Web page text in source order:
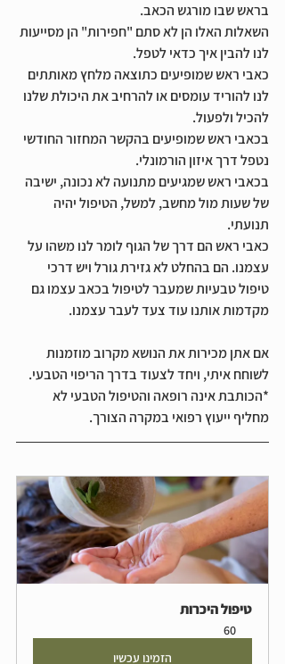
בראש שבו מורגש הכאב.
השאלות האלו הן לא סתם "חפירות" הן מסייעות
לנו להבין איך כדאי לטפל.
כאבי ראש שמופיעים כתוצאה מלחץ מאותתים
לנו להוריד עומסים או להרחיב את היכולת שלנו
להכיל ולפעול.
בכאבי ראש שמופיעים בהקשר המחזור החודשי
נטפל דרך איזון הורמונלי.
בכאבי ראש שמגיעים מתנועה לא נכונה, ישיבה
של שעות מול מחשב, למשל, הטיפול יהיה
תנועתי.
כאבי ראש הם דרך של הגוף לומר לנו משהו על
עצמנו. הם בהחלט לא גזירת גורל ויש דרכי
טיפול טבעיות שמעבר לטיפול בכאב עצמו גם
מקדמות אותנו עוד צעד לעבר עצמנו.
אם אתן מכירות את הנושא מקרוב מוזמנות
לשוחח איתי, ויחד לצעוד בדרך הריפוי הטבעי.
*הכותבת אינה רופאה והטיפול הטבעי לא
מחליף ייעוץ רפואי במקרה הצורך.
טיפול היכרות
60
הזמינו עכשיו